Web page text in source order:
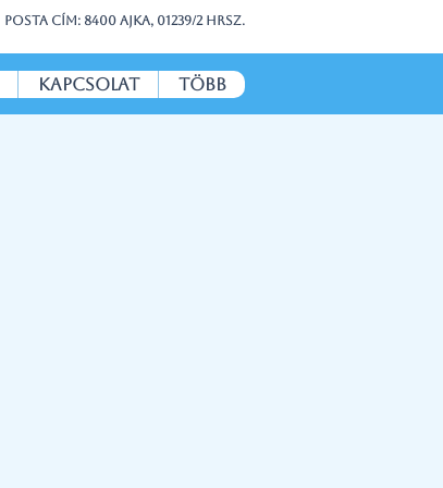
Posta cím: 8400 Ajka, 01239/2 hrsz.
Kapcsolat több